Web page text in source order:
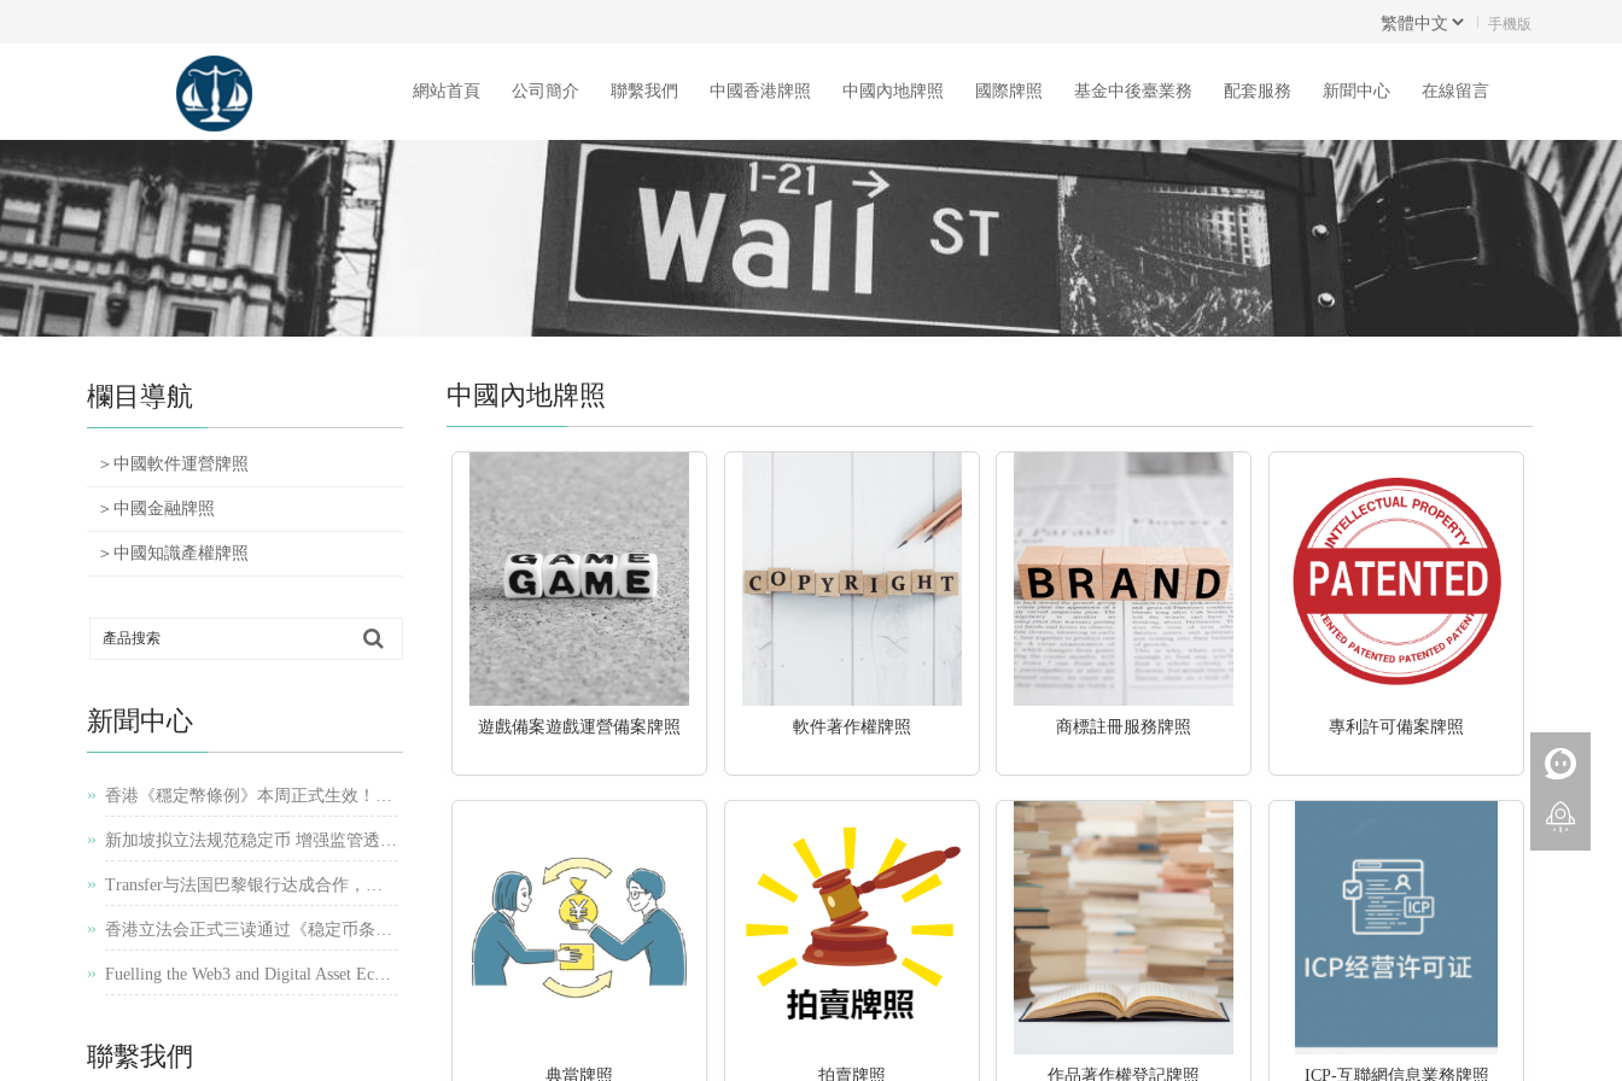
手機版
網站首頁 公司簡介 聯繫我們 中國香港牌照 中國內地牌照 國際牌照 基金中後臺業務 配套服務 新聞中心 在線留言
欄目導航
新聞中心
聯繫我們
»
»
»
»
»
香港《穩定幣條例》本周正式生效！港股穩定幣概念股再受追捧
新加坡拟立法规范稳定币 增强监管透明度和公众信心
Transfer与法国巴黎银行达成合作，携手推动跨境支付简化
香港立法会正式三读通过《稳定币条例草案》
Fuelling the Web3 and Digital Asset Ecosystem in Hong Kong
＞中國軟件運營牌照
＞中國金融牌照
＞中國知識產權牌照
中國內地牌照
遊戲備案遊戲運營備案牌照 軟件著作權牌照 商標註冊服務牌照 專利許可備案牌照
典當牌照 拍賣牌照 作品著作權登記牌照 ICP-互聯網信息業務牌照